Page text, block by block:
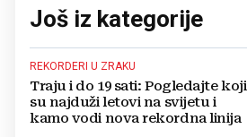
Još iz kategorije
REKORDERI U ZRAKU
Traju i do 19 sati: Pogledajte koji
su najduži letovi na svijetu i
kamo vodi nova rekordna linija